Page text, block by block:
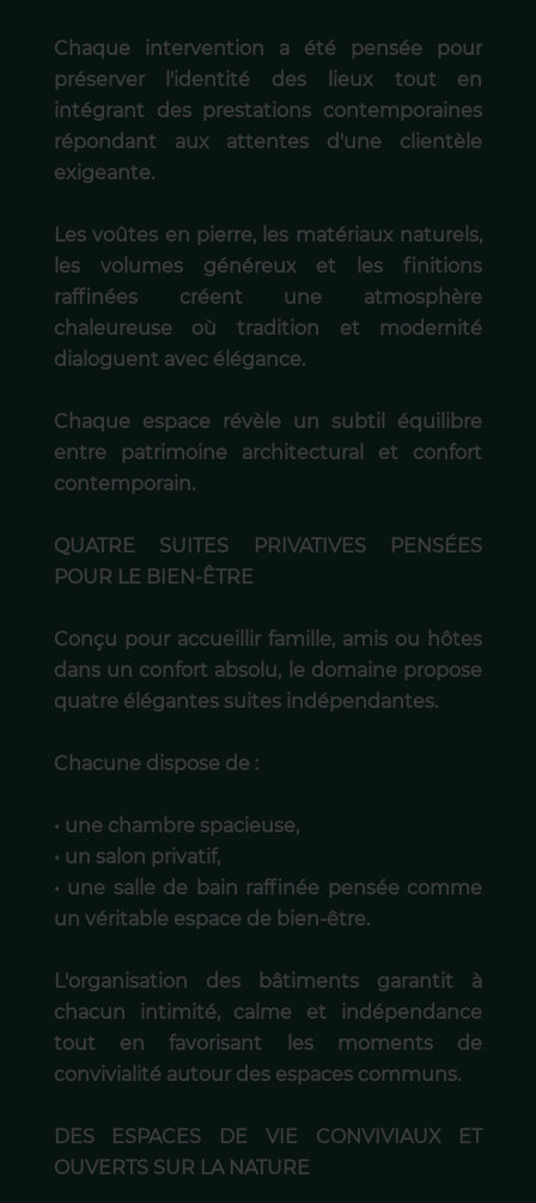
Chaque intervention a été pensée pour
préserver l'identité des lieux tout en
intégrant des prestations contemporaines
répondant aux attentes d'une clientèle
exigeante.
Les voûtes en pierre, les matériaux naturels,
les volumes généreux et les finitions
raffinées créent une atmosphère
chaleureuse où tradition et modernité
dialoguent avec élégance.
Chaque espace révèle un subtil équilibre
entre patrimoine architectural et confort
contemporain.
QUATRE SUITES PRIVATIVES PENSÉES
POUR LE BIEN-ÊTRE
Conçu pour accueillir famille, amis ou hôtes
dans un confort absolu, le domaine propose
quatre élégantes suites indépendantes.
Chacune dispose de :
• une chambre spacieuse,
• un salon privatif,
• une salle de bain raffinée pensée comme
un véritable espace de bien-être.
L'organisation des bâtiments garantit à
chacun intimité, calme et indépendance
tout en favorisant les moments de
convivialité autour des espaces communs.
DES ESPACES DE VIE CONVIVIAUX ET
OUVERTS SUR LA NATURE